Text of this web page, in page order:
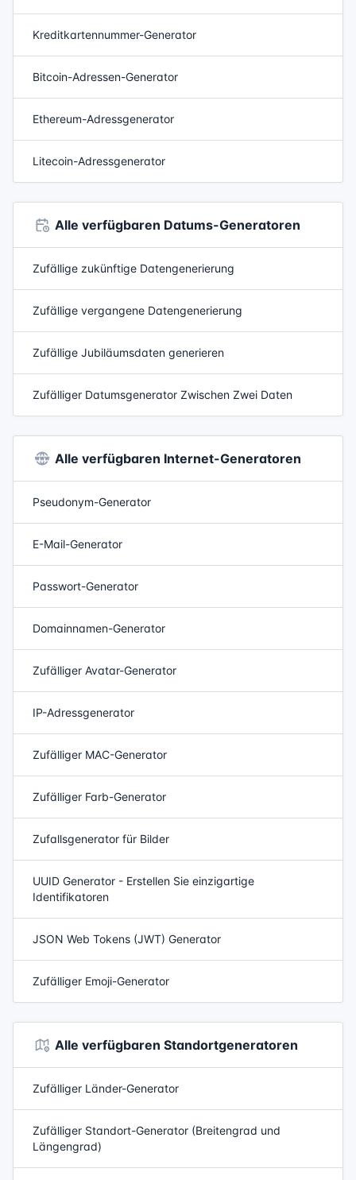
Kreditkartennummer-Generator
Bitcoin-Adressen-Generator
Ethereum-Adressgenerator
Litecoin-Adressgenerator
Alle verfügbaren Datums-Generatoren
Zufällige zukünftige Datengenerierung
Zufällige vergangene Datengenerierung
Zufällige Jubiläumsdaten generieren
Zufälliger Datumsgenerator Zwischen Zwei Daten
Alle verfügbaren Internet-Generatoren
Pseudonym-Generator
E-Mail-Generator
Passwort-Generator
Domainnamen-Generator
Zufälliger Avatar-Generator
IP-Adressgenerator
Zufälliger MAC-Generator
Zufälliger Farb-Generator
Zufallsgenerator für Bilder
UUID Generator - Erstellen Sie einzigartige
Identifikatoren
JSON Web Tokens (JWT) Generator
Zufälliger Emoji-Generator
Alle verfügbaren Standortgeneratoren
Zufälliger Länder-Generator
Zufälliger Standort-Generator (Breitengrad und
Längengrad)